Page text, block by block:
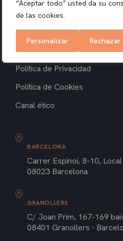
“Aceptar todo” usted da su
de las cookies.
Personalizar Rechazar
Inmuebles vendidos
Noticias
Aviso Legal
Política de Privacidad
Política de Cookies
Canal ético
BARCELONA
Carrer Espinoi, 8-10, Local
08023 Barcelona
GRANOLLERS
C/ Joan Prim, 167-169
08401 Granollers ·